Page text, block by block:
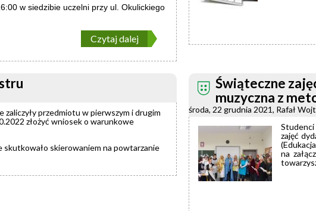
w siedzibie uczelni przy ul. Okulickiego
Czytaj dalej
zaliczyły przedmiotu w pierwszym i drugim
złożyć wniosek o warunkowe
skierowaniem na powtarzanie
Świąteczne
muzyczna z
środa, 22 grudnia 2021, Rafał
zajęć
na